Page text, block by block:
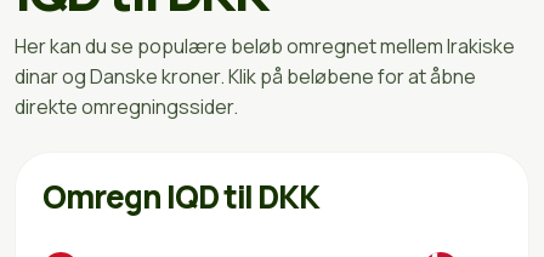
Her kan du se populære beløb omregnet mellem Irakiske
dinar og Danske kroner. Klik på beløbene for at åbne
direkte omregningssider.
Omregn IQD til DKK